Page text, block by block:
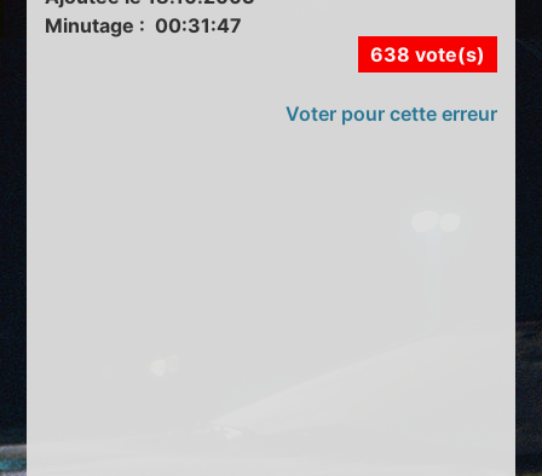
Minutage : 00:31:47
638 vote(s)
Voter pour cette erreur